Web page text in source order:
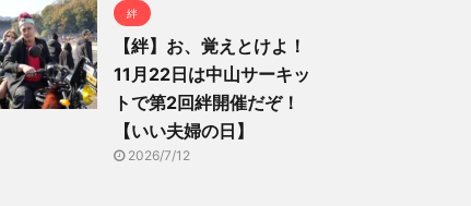
絆
【絆】お、覚えとけよ！
11月22日は中山サーキッ
トで第2回絆開催だぞ！
【いい夫婦の日】
2026/7/12